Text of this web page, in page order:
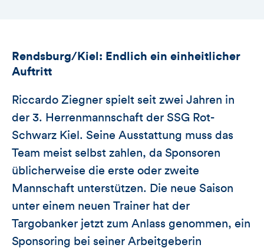
Rendsburg/Kiel: Endlich ein einheitlicher
Auftritt
Riccardo Ziegner spielt seit zwei Jahren in
der 3. Herrenmannschaft der SSG Rot-
Schwarz Kiel. Seine Ausstattung muss das
Team meist selbst zahlen, da Sponsoren
üblicherweise die erste oder zweite
Mannschaft unterstützen. Die neue Saison
unter einem neuen Trainer hat der
Targobanker jetzt zum Anlass genommen, ein
Sponsoring bei seiner Arbeitgeberin